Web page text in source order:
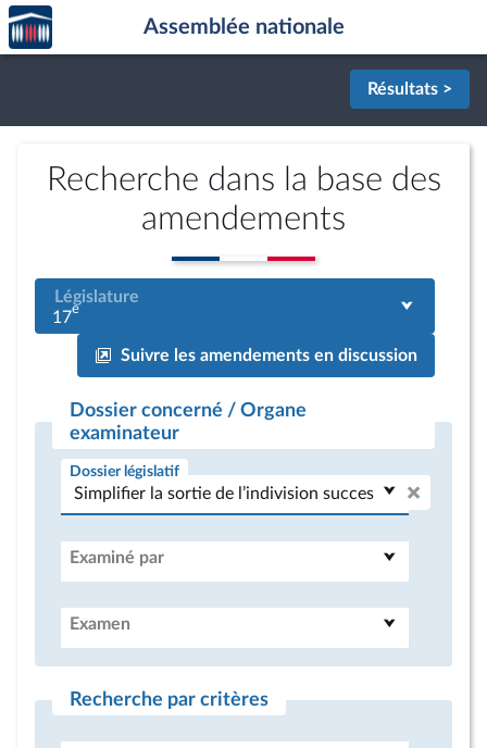
Aller au contenu
Aller en bas de la page
Accèder
à la
page
Assemblée nationale
Résultats >
Recherche dans la base des
amendements
Législature
17e
Suivre les amendements en discussion
Dossier concerné / Organe
examinateur
Dossier législatif
Examiné par
Examen
Recherche par critères